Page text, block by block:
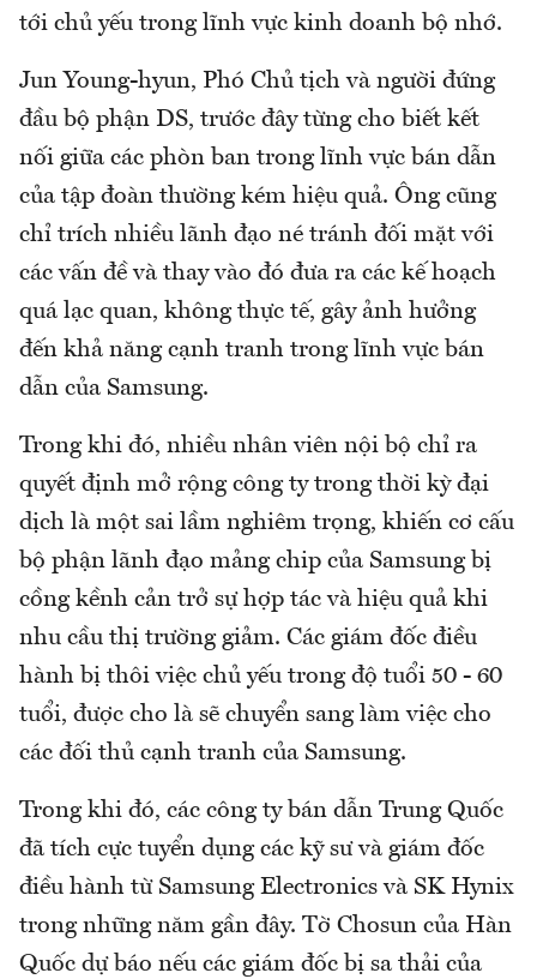
tới chủ yếu trong lĩnh vực kinh doanh bộ nhớ.
Jun Young-hyun, Phó Chủ tịch và người đứng
đầu bộ phận DS, trước đây từng cho biết kết
nối giữa các phòn ban trong lĩnh vực bán dẫn
của tập đoàn thường kém hiệu quả. Ông cũng
chỉ trích nhiều lãnh đạo né tránh đối mặt với
các vấn đề và thay vào đó đưa ra các kế hoạch
quá lạc quan, không thực tế, gây ảnh hưởng
đến khả năng cạnh tranh trong lĩnh vực bán
dẫn của Samsung.
Trong khi đó, nhiều nhân viên nội bộ chỉ ra
quyết định mở rộng công ty trong thời kỳ đại
dịch là một sai lầm nghiêm trọng, khiến cơ cấu
bộ phận lãnh đạo mảng chip của Samsung bị
cồng kềnh cản trở sự hợp tác và hiệu quả khi
nhu cầu thị trường giảm. Các giám đốc điều
hành bị thôi việc chủ yếu trong độ tuổi 50 - 60
tuổi, được cho là sẽ chuyển sang làm việc cho
các đối thủ cạnh tranh của Samsung.
Trong khi đó, các công ty bán dẫn Trung Quốc
đã tích cực tuyển dụng các kỹ sư và giám đốc
điều hành từ Samsung Electronics và SK Hynix
trong những năm gần đây. Tờ Chosun của Hàn
Quốc dự báo nếu các giám đốc bị sa thải của